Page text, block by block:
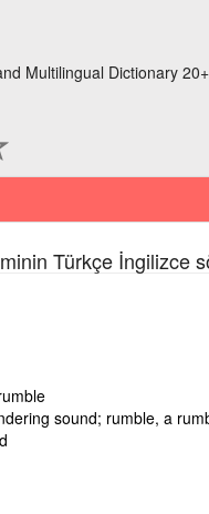
Multilingual Dictionary
Türkçe İngilizce
sound; rumble, a